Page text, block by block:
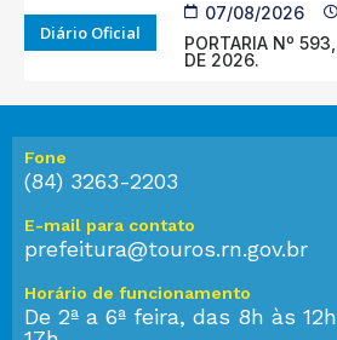
Diário Oficial
07/08/2026
PORTARIA Nº
DE 2026.
Fone
(84) 3263-2203
E-mail para contato
prefeitura@touros.rn.gov.br
Horário de funcionamento
De 2ª a 6ª feira, das 8h às